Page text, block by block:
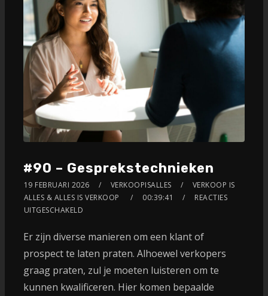
#90 – Gesprekstechnieken
19 FEBRUARI 2026 VERKOOPISALLES
VERKOOP IS
ALLES & ALLES IS VERKOOP
00:39:41
REACTIES
UITGESCHAKELD
Er zijn diverse manieren om een klant of
prospect te laten praten. Alhoewel verkopers
graag praten, zul je moeten luisteren om te
kunnen kwalificeren. Hier komen bepaalde